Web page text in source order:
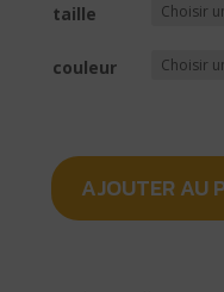
taille
couleur
AJOUTER AU